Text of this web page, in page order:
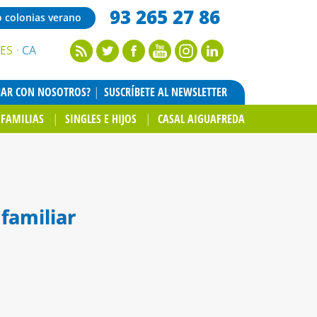
colonias verano 93 265 27 86
ES CA
CON NOSOTROS?
SUSCRÍBETE AL NEWSLETTER
FAMILIAS SINGLES E HIJOS CASAL AIGUAFREDA
familiar